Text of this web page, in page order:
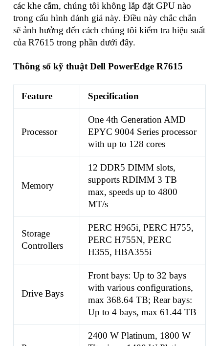
các khe cắm, chúng tôi không lắp đặt GPU nào
trong cấu hình đánh giá này. Điều này chắc chắn
sẽ ảnh hưởng đến cách chúng tôi kiểm tra hiệu suất
của R7615 trong phần dưới đây.
Thông số kỹ thuật Dell PowerEdge R7615
Feature Specification
Processor
One 4th Generation AMD
EPYC 9004 Series processor
with up to 128 cores
Memory
12 DDR5 DIMM slots,
supports RDIMM 3 TB
max, speeds up to 4800
MT/s
Storage
Controllers
PERC H965i, PERC H755,
PERC H755N, PERC
H355, HBA355i
Drive Bays
Front bays: Up to 32 bays
with various configurations,
max 368.64 TB; Rear bays:
Up to 4 bays, max 61.44 TB
2400 W Platinum, 1800 W